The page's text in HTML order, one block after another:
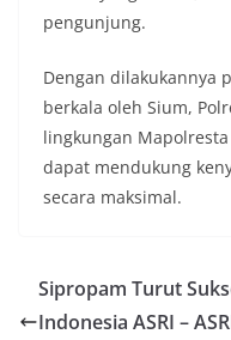
pengunjung.
Dengan dilakukannya
berkala oleh Sium,
lingkungan
dapat mendukung
secara maksimal.
Sipropam Turut
Indonesia ASRI –